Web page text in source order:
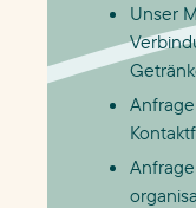
Unser